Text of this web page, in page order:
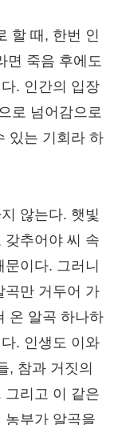
할 때, 한번 인
면 죽음 후에도
. 인간의 입장
로 넘어감으로
있는 기회라 하
않는다. 햇빛
갖추어야 씨 속
이다. 그러니
곡만 거두어 가
온 알곡 하나하
. 인생도 이와
, 참과 거짓의
그리고 이 같은
농부가 알곡을